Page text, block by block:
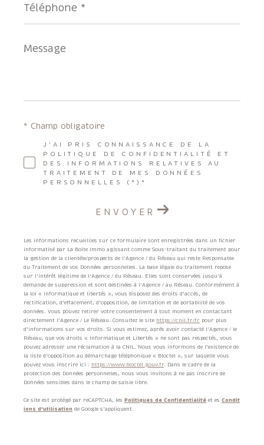
*
Message
J'AI PRIS CONNAISSANCE DE LA
POLITIQUE DE CONFIDENTIALITÉ ET
DES INFORMATIONS RELATIVES AU
TRAITEMENT DE MES DONNÉES
PERSONNELLES (*)*
* Champ obligatoire
ENVOYER
Les informations recueillies sur ce formulaire sont enregistrées dans un fichier
informatisé par La Boite Immo agissant comme Sous-traitant du traitement pour
la gestion de la clientèle/prospects de l'Agence / du Réseau qui reste Responsable
du Traitement de vos Données personnelles. La base légale du traitement repose
sur l'intérêt légitime de l'Agence / du Réseau. Elles sont conservées jusqu'à
demande de suppression et sont destinées à l'Agence / au Réseau. Conformément à
la loi « informatique et libertés », vous disposez des droits d’accès, de
rectification, d’effacement, d’opposition, de limitation et de portabilité de vos
données. Vous pouvez retirer votre consentement à tout moment en contactant
directement l’Agence / Le Réseau. Consultez le site https://cnil.fr/fr pour plus
d’informations sur vos droits. Si vous estimez, après avoir contacté l'Agence / le
Réseau, que vos droits « Informatique et Libertés » ne sont pas respectés, vous
pouvez adresser une réclamation à la CNIL. Nous vous informons de l’existence de
la liste d'opposition au démarchage téléphonique « Bloctel », sur laquelle vous
pouvez vous inscrire ici : https://www.bloctel.gouv.fr. Dans le cadre de la
protection des Données personnelles, nous vous invitons à ne pas inscrire de
Données sensibles dans le champ de saisie libre.
Ce site est protégé par reCAPTCHA, les Politiques de Confidentialité et es Condit
ions d'utilisation de Google s'appliquent.